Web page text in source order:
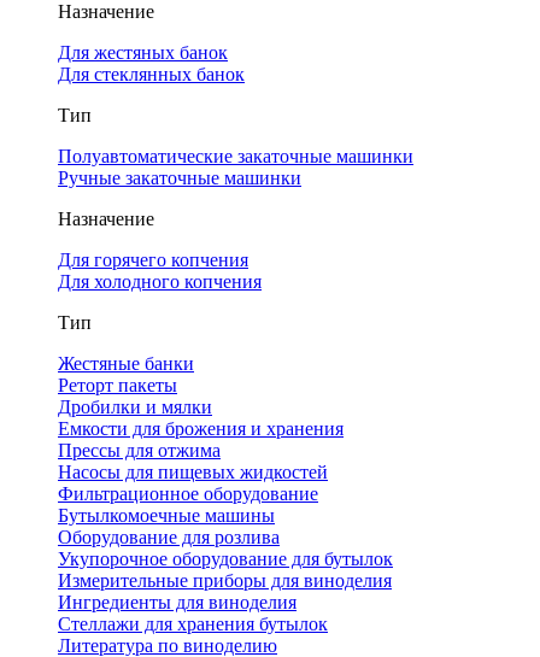
Назначение
Для жестяных банок
Для стеклянных банок
Тип
Полуавтоматические закаточные машинки
Ручные закаточные машинки
Назначение
Для горячего копчения
Для холодного копчения
Тип
Жестяные банки
Реторт пакеты
Дробилки и мялки
Емкости для брожения и хранения
Прессы для отжима
Насосы для пищевых жидкостей
Фильтрационное оборудование
Бутылкомоечные машины
Оборудование для розлива
Укупорочное оборудование для бутылок
Измерительные приборы для виноделия
Ингредиенты для виноделия
Стеллажи для хранения бутылок
Литература по виноделию